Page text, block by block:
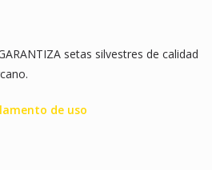
setas silvestres de calidad
de uso